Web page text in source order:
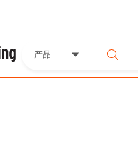
产品